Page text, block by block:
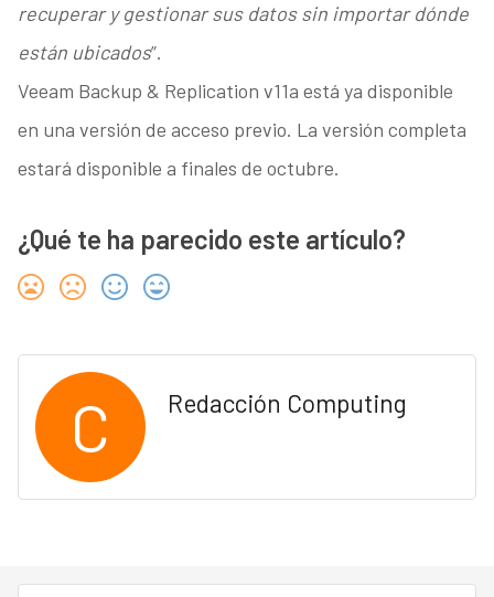
recuperar y gestionar sus datos sin importar dónde
están ubicados”.
Veeam Backup & Replication v11a está ya disponible
en una versión de acceso previo. La versión completa
estará disponible a finales de octubre.
¿Qué te ha parecido este artículo?
C Redacción Computing